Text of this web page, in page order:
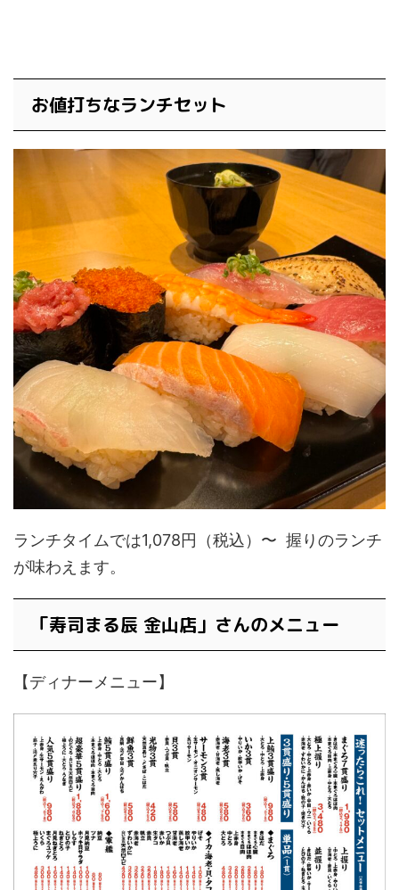
お値打ちなランチセット
ランチタイムでは1,078円（税込）〜 握りのランチ
が味わえます。
「寿司まる辰 金山店」さんのメニュー
【ディナーメニュー】